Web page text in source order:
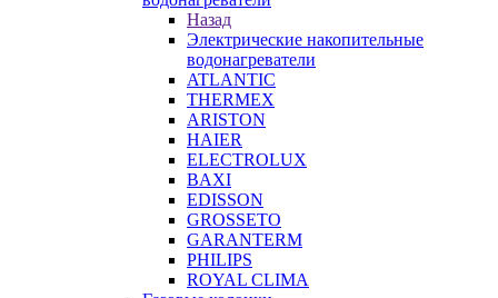
Назад
Электрические накопительные
водонагреватели
ATLANTIC
THERMEX
ARISTON
HAIER
ELECTROLUX
BAXI
EDISSON
GROSSETO
GARANTERM
PHILIPS
ROYAL CLIMA